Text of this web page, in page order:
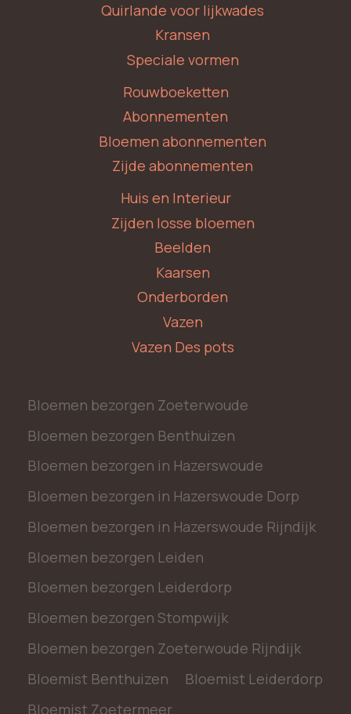
Quirlande voor lijkwades
Kransen
Speciale vormen
Rouwboeketten
Abonnementen
Bloemen abonnementen
Zijde abonnementen
Huis en Interieur
Zijden losse bloemen
Beelden
Kaarsen
Onderborden
Vazen
Vazen Des pots
Bloemen bezorgen Zoeterwoude
Bloemen bezorgen Benthuizen
Bloemen bezorgen in Hazerswoude
Bloemen bezorgen in Hazerswoude Dorp
Bloemen bezorgen in Hazerswoude Rijndijk
Bloemen bezorgen Leiden
Bloemen bezorgen Leiderdorp
Bloemen bezorgen Stompwijk
Bloemen bezorgen Zoeterwoude Rijndijk
Bloemist Benthuizen
Bloemist Leiderdorp
Bloemist Zoetermeer